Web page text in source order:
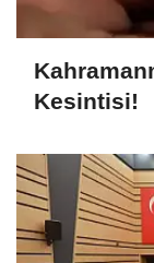
Kesintisi!